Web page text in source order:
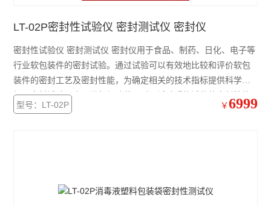
LT-02P密封性试验仪 密封测试仪 密封仪
密封性试验仪 密封测试仪 密封仪用于食品、制药、日化、电子等
行业软包装件的密封试验。通过试验可以有效地比较和评价软包
装件的密封工艺及密封性能，为确定相关的技术指标提供科学依
据。密封试验仪也可进行经跌落、耐压试验后的试件的密封性能
测试。
型号：LT-02P ￥ 6999